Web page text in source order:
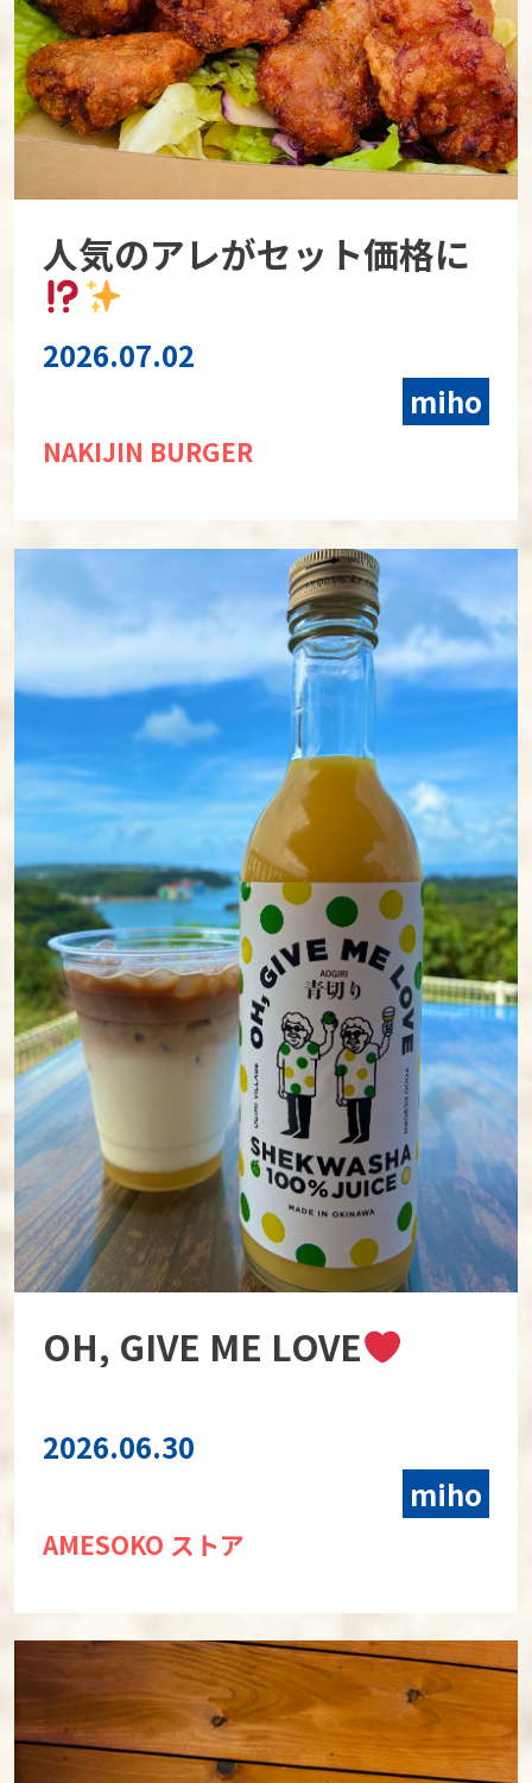
人気のアレがセット価格に
2026.07.02
miho
NAKIJIN BURGER
OH, GIVE ME LOVE
2026.06.30
miho
AMESOKO ストア